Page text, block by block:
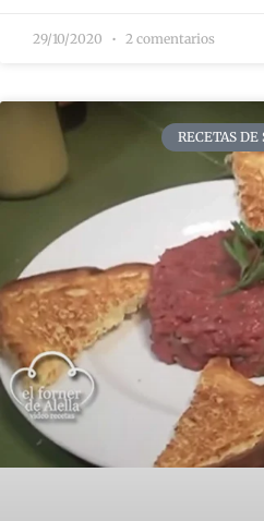
29/10/2020 2 comentarios
RECETAS DE